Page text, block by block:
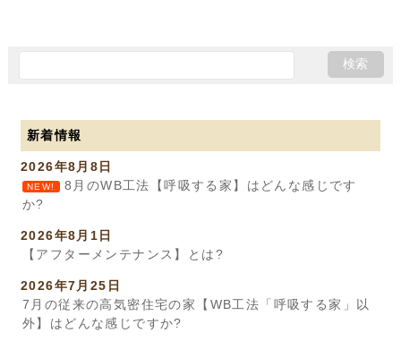
新着情報
2026年8月8日
NEW!
8月のWB工法【呼吸する家】はどんな感じです
か?
2026年8月1日
【アフターメンテナンス】とは?
2026年7月25日
7月の従来の高気密住宅の家【WB工法「呼吸する家」以
外】はどんな感じですか?